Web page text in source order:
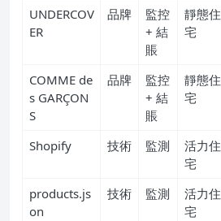
UNDERCOV
ER
品牌
監控
+ 結
賬
靜態住
宅
COMME de
s GARÇON
S
品牌
監控
+ 結
賬
靜態住
宅
Shopify 技術 監測
活力住
宅
products.js
on
技術 監測
活力住
宅